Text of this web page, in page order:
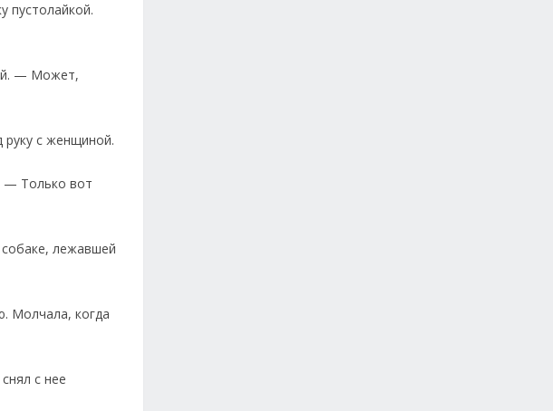
пустолайкой.
— Может,
с женщиной.
— Только вот
лежавшей
Молчала, когда
с нее